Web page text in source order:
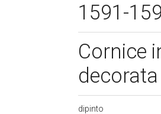
1591-
Cornice
dipinto